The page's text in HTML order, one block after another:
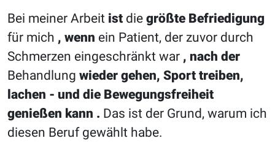
Bei meiner Arbeit ist die größte Befriedigung
für mich , wenn ein Patient, der zuvor durch
Schmerzen eingeschränkt war , nach der
Behandlung wieder gehen, Sport treiben,
lachen - und die Bewegungsfreiheit
genießen kann . Das ist der Grund, warum ich
diesen Beruf gewählt habe.